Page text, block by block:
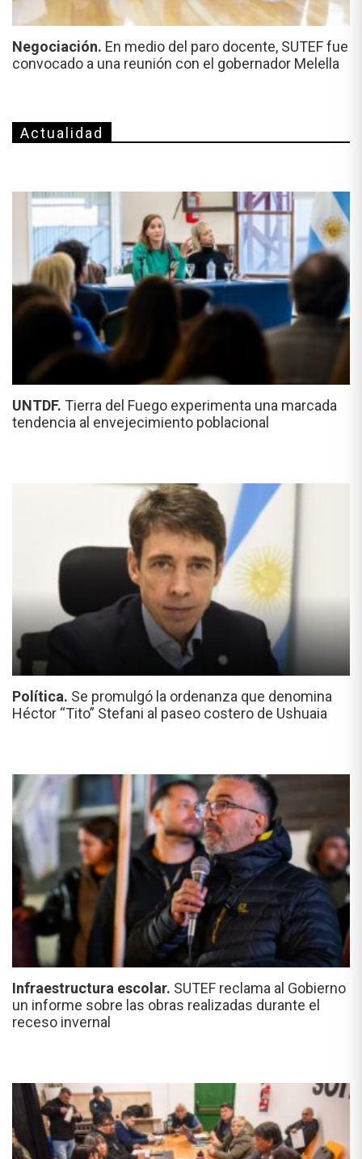
Negociación. En medio del paro docente, SUTEF fue
convocado a una reunión con el gobernador Melella
Actualidad
UNTDF. Tierra del Fuego experimenta una marcada
tendencia al envejecimiento poblacional
Política. Se promulgó la ordenanza que denomina
Héctor “Tito” Stefani al paseo costero de Ushuaia
Infraestructura escolar. SUTEF reclama al Gobierno
un informe sobre las obras realizadas durante el
receso invernal